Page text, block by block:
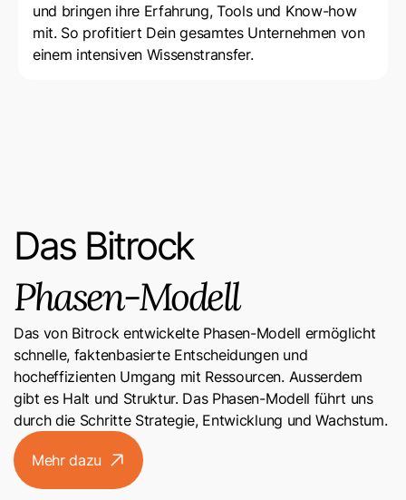
und bringen ihre Erfahrung, Tools und Know-how
mit. So profitiert Dein gesamtes Unternehmen von
einem intensiven Wissenstransfer.
Das Bitrock
Phasen-Modell
Das von Bitrock entwickelte Phasen-Modell ermöglicht
schnelle, faktenbasierte Entscheidungen und
hocheffizienten Umgang mit Ressourcen. Ausserdem
gibt es Halt und Struktur. Das Phasen-Modell führt uns
durch die Schritte Strategie, Entwicklung und Wachstum.
Mehr dazu
arrow